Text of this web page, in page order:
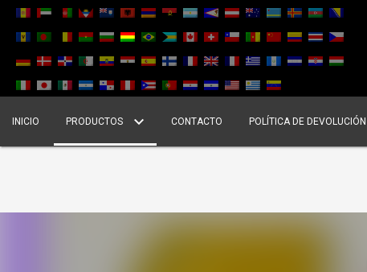
INICIO PRODUCTOS CONTACTO POLÍTICA DE DEVOLUCIÓN